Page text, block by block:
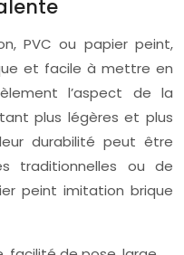
PVC ou papier peint,
et facile à mettre en
l’aspect de la
plus légères et plus
durabilité peut être
traditionnelles ou de
peint imitation brique